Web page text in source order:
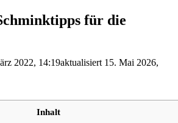
für die
2022, 14:19aktualisiert 15. Mai 2026,
Inhalt